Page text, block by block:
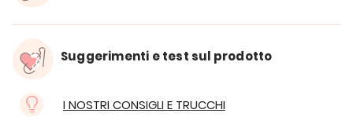
Suggerimenti e test sul prodotto
I NOSTRI CONSIGLI E TRUCCHI